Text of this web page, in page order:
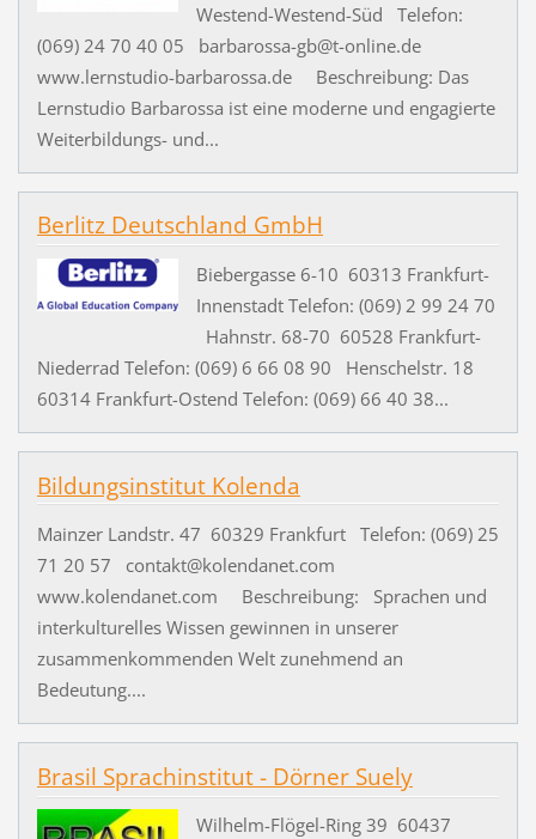
Westend-Westend-Süd Telefon:
(069) 24 70 40 05 barbarossa-gb@t-online.de
www.lernstudio-barbarossa.de Beschreibung: Das
Lernstudio Barbarossa ist eine moderne und engagierte
Weiterbildungs- und...
Berlitz Deutschland GmbH
Biebergasse 6-10 60313 Frankfurt-
Innenstadt Telefon: (069) 2 99 24 70
Hahnstr. 68-70 60528 Frankfurt-
Niederrad Telefon: (069) 6 66 08 90 Henschelstr. 18
60314 Frankfurt-Ostend Telefon: (069) 66 40 38...
Bildungsinstitut Kolenda
Mainzer Landstr. 47 60329 Frankfurt Telefon: (069) 25
71 20 57 contakt@kolendanet.com
www.kolendanet.com Beschreibung: Sprachen und
interkulturelles Wissen gewinnen in unserer
zusammenkommenden Welt zunehmend an
Bedeutung....
Brasil Sprachinstitut - Dörner Suely
Wilhelm-Flögel-Ring 39 60437